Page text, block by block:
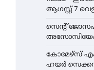
ആഗസ്റ്റ് 7
സെന്റ്
കോമേഴ്സ്
ഹയർ